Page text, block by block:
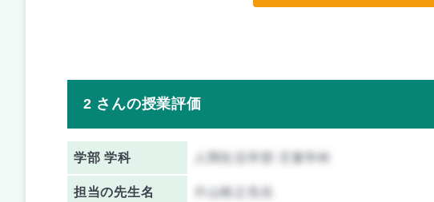
2 さんの授業評価
学部 学科
担当の先生名 片山裕之先生